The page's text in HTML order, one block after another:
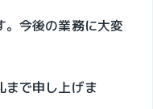
。今後の業務に大変
まで申し上げま